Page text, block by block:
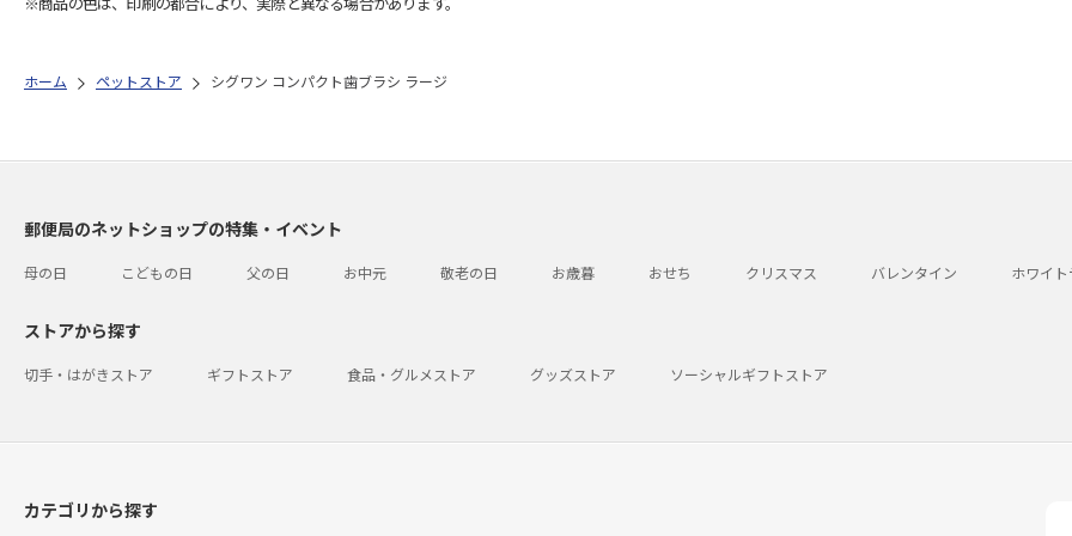
ホーム ペットストア シグワン コンパクト歯ブラシ ラージ
郵便局のネットショップの特集・イベント
母の日 こどもの日 父の日 お中元 敬老の日 お歳暮 おせち クリスマス バレンタイン ホワイ
ストアから探す
切手・はがきストア ギフトストア 食品・グルメストア グッズストア ソーシャルギフトストア
カテゴリから探す